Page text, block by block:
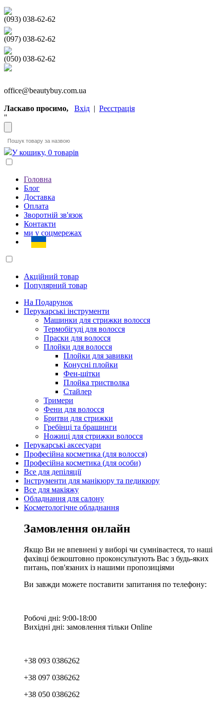
(093) 038-62-62
(097) 038-62-62
(050) 038-62-62
office@beautybuy.com.ua
Ласкаво просимо, Вхід | Реєстрація
"
У кошику, 0 товарів
Головна
Блог
Доставка
Оплата
Зворотній зв'язок
Контакти
ми у соцмережах
Акційний товар
Популярний товар
На Подарунок
Перукарські інструменти
Машинки для стрижки волосся
Термобігуді для волосся
Праски для волосся
Плойки для волосся
Плойки для завивки
Конусні плойки
Фен-щітки
Плойка тристволка
Стайлер
Тримери
Фени для волосся
Бритви для стрижки
Гребінці та брашинги
Ножиці для стрижки волосся
Перукарські аксесуари
Професійна косметика (для волосся)
Професійна косметика (для особи)
Все для депіляції
Інструменти для манікюру та педикюру
Все для макіяжу
Обладнання для салону
Косметологічне обладнання
Замовлення онлайн
Якщо Ви не впевнені у виборі чи сумніваєтеся, то наші
фахівці безкоштовно проконсультують Вас з будь-яких
питань, пов'язаних із нашими пропозиціями
Ви завжди можете поставити запитання по телефону:
Робочі дні: 9:00-18:00
Вихідні дні: замовлення тільки Online
+38 093 0386262
+38 097 0386262
+38 050 0386262